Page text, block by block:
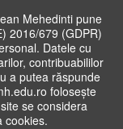
Mehedinti pune
2016/679 (GDPR)
Datele cu
contribuabililor
a putea răspunde
folosește
se considera
cookies.